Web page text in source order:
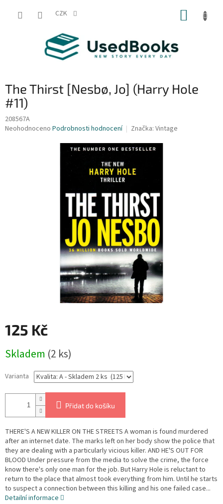
CZK
The Thirst [Nesbø, Jo] (Harry Hole
#11)
208567A
Průměrné
Neohodnoceno Podrobnosti hodnocení Značka: Vintage
125 Kč
cena:
Skladem (2 ks)
Varianta
Přidat do košíku
THERE'S A NEW KILLER ON THE STREETS A woman is found murdered
after an internet date. The marks left on her body show the police that
they are dealing with a particularly vicious killer. AND HE'S OUT FOR
BLOOD Under pressure from the media to solve the crime, the force
know there's only one man for the job. But Harry Hole is reluctant to
return to the place that almost took everything from him. Until he starts
to suspect a connection between this killing and his one failed case...
Detailní informace